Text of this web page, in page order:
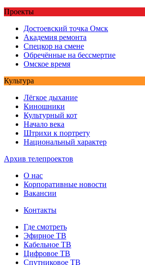
Проекты
Достоевский точка Омск
Академия ремонта
Спецкор на смене
Обречённые на бессмертие
Омское время
Культура
Лёгкое дыхание
Киношники
Культурный кот
Начало века
Штрихи к портрету
Национальный характер
Архив телепроектов
О нас
Корпоративные новости
Вакансии
Контакты
Где смотреть
Эфирное ТВ
Кабельное ТВ
Цифровое ТВ
Спутниковое ТВ